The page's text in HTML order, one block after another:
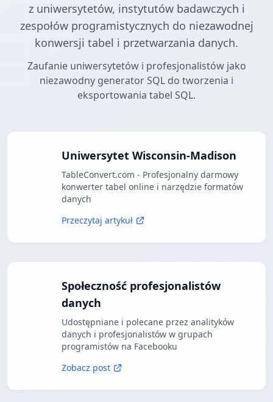
z uniwersytetów, instytutów badawczych i
zespołów programistycznych do niezawodnej
konwersji tabel i przetwarzania danych.
Zaufanie uniwersytetów i profesjonalistów jako
niezawodny generator SQL do tworzenia i
eksportowania tabel SQL.
Uniwersytet Wisconsin-Madison
TableConvert.com - Profesjonalny darmowy
konwerter tabel online i narzędzie formatów
danych
Przeczytaj artykuł
Społeczność profesjonalistów
danych
Udostępniane i polecane przez analityków
danych i profesjonalistów w grupach
programistów na Facebooku
Zobacz post